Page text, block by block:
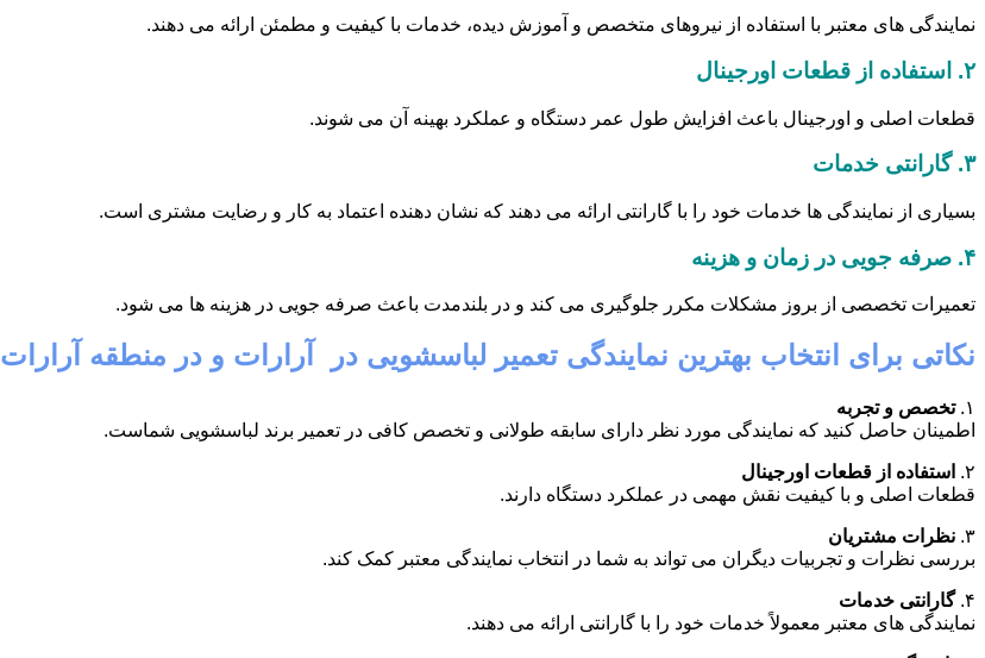
نمایندگی های معتبر با استفاده از نیروهای متخصص و آموزش دیده، خدمات با کیفیت و مطمئن ارائه می دهند.
۲. استفاده از قطعات اورجینال
قطعات اصلی و اورجینال باعث افزایش طول عمر دستگاه و عملکرد بهینه آن می شوند.
۳. گارانتی خدمات
بسیاری از نمایندگی ها خدمات خود را با گارانتی ارائه می دهند که نشان دهنده اعتماد به کار و رضایت مشتری است.
۴. صرفه جویی در زمان و هزینه
تعمیرات تخصصی از بروز مشکلات مکرر جلوگیری می کند و در بلندمدت باعث صرفه جویی در هزینه ها می شود.
نکاتی برای انتخاب بهترین نمایندگی تعمیر لباسشویی در آرارات و در منطقه آرارات
۱. تخصص و تجربه
اطمینان حاصل کنید که نمایندگی مورد نظر دارای سابقه طولانی و تخصص کافی در تعمیر برند لباسشویی شماست.
۲.
استفاده از قطعات اورجینال
قطعات اصلی و با کیفیت نقش مهمی در عملکرد دستگاه دارند.
۳. نظرات مشتریان
بررسی نظرات و تجربیات دیگران می تواند به شما در انتخاب نمایندگی معتبر کمک کند.
۴. گارانتی خدمات
نمایندگی های معتبر معمولاً خدمات خود را با گارانتی ارائه می دهند.